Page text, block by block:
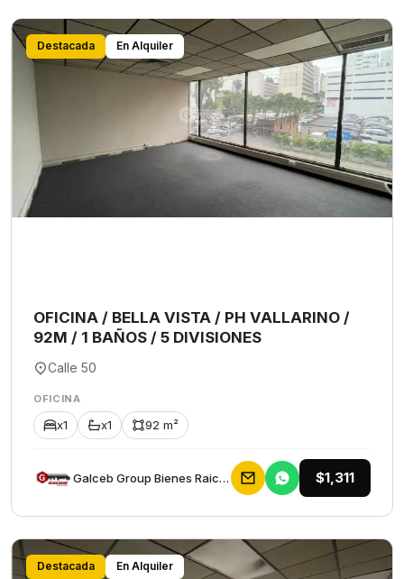
Destacada En Alquiler
OFICINA / BELLA VISTA / PH VALLARINO /
92M / 1 BAÑOS / 5 DIVISIONES
Calle 50
OFICINA
x1 x1 92 m²
Galceb Group Bienes Raices $1,311
Destacada En Alquiler